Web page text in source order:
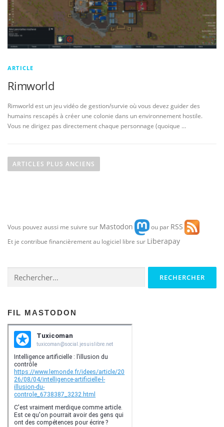
ARTICLE
Rimworld
Rimworld est un jeu vidéo de gestion/survie où vous devez guider des
humains rescapés à créer une colonie dans un environnement hostile.
Vous ne dirigez pas directement chaque personnage (quoique …
a
t
i
n
a
ARTICLES PLUS ANCIENS
Vous pouvez aussi me suivre sur Mastodon ou par RSS
Et je contribue financièrement au logiciel libre sur Liberapay
FIL MASTODON